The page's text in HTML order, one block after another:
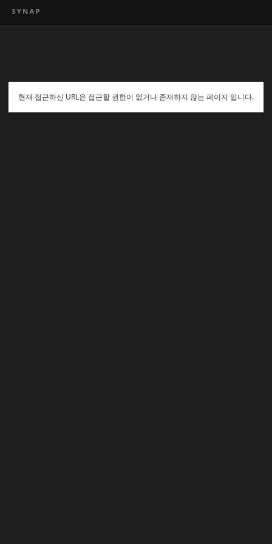
현재 접근하신 URL은 접근할 권한이 없거나 존재하지 않는 페이지 입니다.